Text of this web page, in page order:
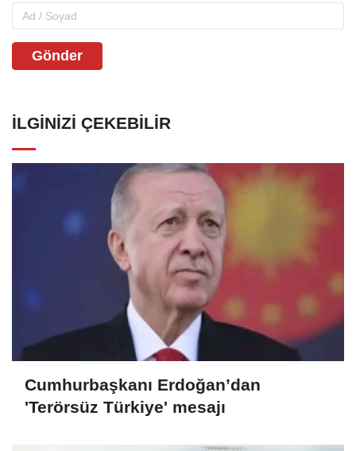
Gönder
İLGINIZI ÇEKEBILIR
Cumhurbaşkanı Erdoğan’dan
'Terörsüz Türkiye' mesajı